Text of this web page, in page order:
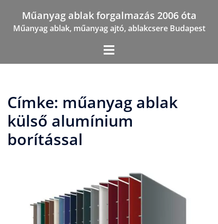
content
Műanyag ablak forgalmazás 2006 óta
Műanyag ablak, műanyag ajtó, ablakcsere Budapest
Címke: műanyag ablak
külső alumínium
borítással